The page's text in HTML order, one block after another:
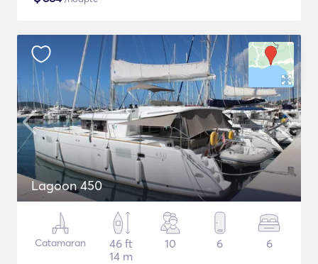
Lagoon 450
Catamaran
46 ft
14 m
10 6 6